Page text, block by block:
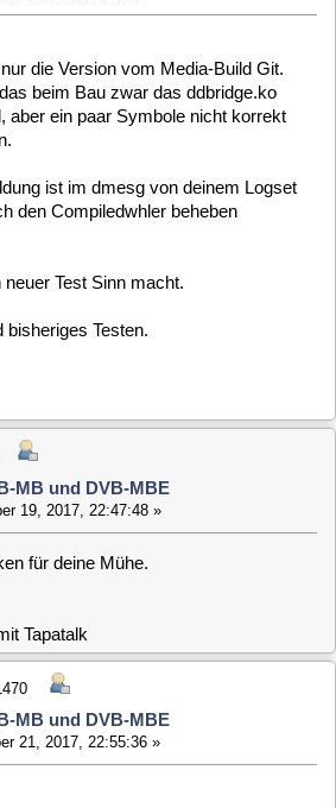
22:55:36 »
können.
und kann zum Testen
und DVB-MBE
09:35:16 »
device name: Digital
Link 0, Link Port 0 (TAB 1):
Link 0, Link Port 1 (TAB 2):